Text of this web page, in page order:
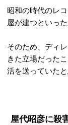
昭和の時代のレ
屋が建つといっ
そのため、ディ
きた立場だった
活を送っていたと
屋代昭彦に殺